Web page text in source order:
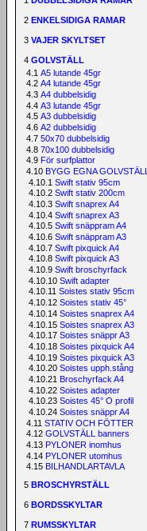
2 ENKELSIDIGA RAMAR
3 VAJER SKYLTSET
4 GOLVSTÄLL
4.1 A5 lutande 45gr
4.2 A4 lutande 45gr
4.3 A4 dubbelsidig
4.4 A3 lutande 45gr
4.5 A3 dubbelsidig
4.6 A2 dubbelsidig
4.7 50x70 dubbelsidig
4.8 70x100 dubbelsidig
4.9 För surfplattor
4.10 BYGG EGNA GOLVSTÄLL
4.10.1 Swift stativ 95cm
4.10.2 Swift stativ 200cm
4.10.3 Swift snaprex A4
4.10.4 Swift snaprex A3
4.10.5 Swift snäppram A4
4.10.6 Swift snäppram A3
4.10.7 Swift pixquick A4
4.10.8 Swift pixquick A3
4.10.9 Swift broschyrfack
4.10.10 Swift adapter
4.10.11 Soistes stativ 95cm
4.10.12 Soistes stativ 45°
4.10.14 Soistes snaprex A4
4.10.15 Soistes snaprex A3
4.10.17 Soistes snäppr A3
4.10.18 Soistes pixquick A4
4.10.19 Soistes pixquick A3
4.10.20 Soistes upph.stång
4.10.21 Broschyrfack A4
4.10.22 Soistes adapter
4.10.23 Soistes 45° O profil
4.10.24 Soistes snäppr A4
4.11 STATIV OCH FÖTTER
4.12 GOLVSTÄLL banners
4.13 PYLONER inomhus
4.14 PYLONER utomhus
4.15 BILHANDLARTAVLA
5 BROSCHYRSTÄLL
6 BORDSSKYLTAR
7 RUMSSKYLTAR